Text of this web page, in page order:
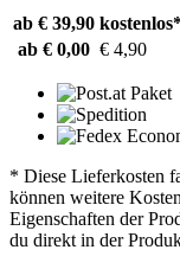
ab € 39,90
ab € 0,00 € 4,90
* Diese Lieferkosten
können weitere
Eigenschaften der
du direkt in der